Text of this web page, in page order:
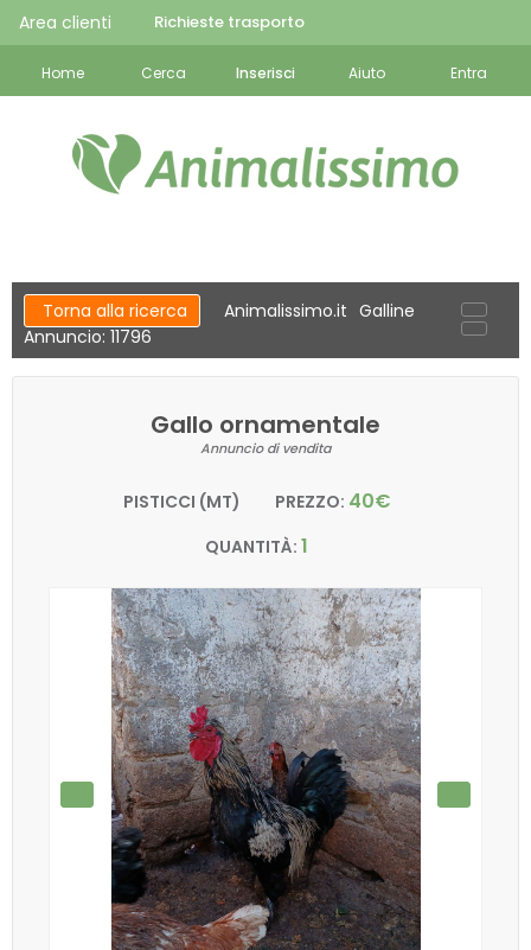
Area clienti Richieste trasporto
Home Cerca Inserisci Aiuto Entra
Torna alla ricerca Animalissimo.it Galline
Annuncio: 11796
Gallo ornamentale
Annuncio di vendita
PISTICCI (MT) PREZZO: 40€
QUANTITÀ: 1